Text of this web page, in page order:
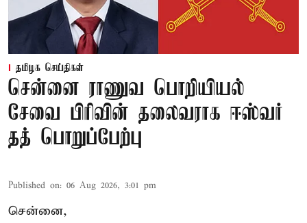
தமிழக செய்திகள்
சென்னை ராணுவ பொறியியல்
சேவை பிரிவின் தலைவராக ஈஸ்வர்
தத் பொறுப்பேற்பு
Published on: 06 Aug 2026, 3:01 pm
சென்னை,